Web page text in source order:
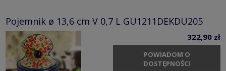
Pojemnik ø 13,6 cm V 0,7 L GU1211DEKDU205
322,90 zł
POWIADOM O
DOSTĘPNOŚCI